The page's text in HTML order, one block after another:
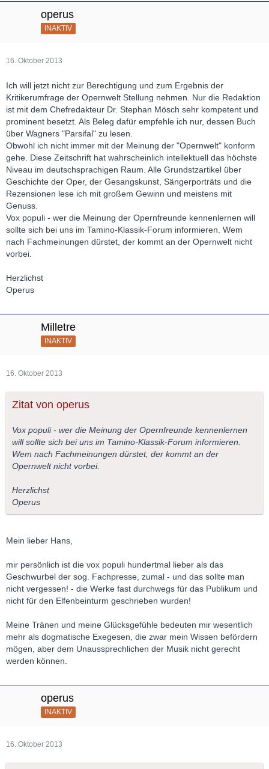
operus
INAKTIV
16. Oktober 2013
Ich will jetzt nicht zur Berechtigung und zum Ergebnis der
Kritikerumfrage der Opernwelt Stellung nehmen. Nur die Redaktion
ist mit dem Chefredakteur Dr. Stephan Mösch sehr kompetent und
prominent besetzt. Als Beleg dafür empfehle ich nur, dessen Buch
über Wagners "Parsifal" zu lesen.
Obwohl ich nicht immer mit der Meinung der "Opernwelt" konform
gehe. Diese Zeitschrift hat wahrscheinlich intellektuell das höchste
Niveau im deutschsprachigen Raum. Alle Grundstzartikel über
Geschichte der Oper, der Gesangskunst, Sängerporträts und die
Rezensionen lese ich mit großem Gewinn und meistens mit
Genuss.
Vox populi - wer die Meinung der Opernfreunde kennenlernen will
sollte sich bei uns im Tamino-Klassik-Forum informieren. Wem
nach Fachmeinungen dürstet, der kommt an der Opernwelt nicht
vorbei.
Herzlichst
Operus
Milletre
INAKTIV
16. Oktober 2013
Zitat von operus
Vox populi - wer die Meinung der Opernfreunde kennenlernen
will sollte sich bei uns im Tamino-Klassik-Forum informieren.
Wem nach Fachmeinungen dürstet, der kommt an der
Opernwelt nicht vorbei.
Herzlichst
Operus
Mein lieber Hans,
mir persönlich ist die vox populi hundertmal lieber als das
Geschwurbel der sog. Fachpresse, zumal - und das sollte man
nicht vergessen! - die Werke fast durchwegs für das Publikum und
nicht für den Elfenbeinturm geschrieben wurden!
Meine Tränen und meine Glücksgefühle bedeuten mir wesentlich
mehr als dogmatische Exegesen, die zwar mein Wissen befördern
mögen, aber dem Unaussprechlichen der Musik nicht gerecht
werden können.
operus
INAKTIV
16. Oktober 2013